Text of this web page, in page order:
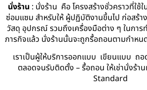
นั่งร้าน : นั่งร้าน คือ โครงสร้างชั่วคราวที่ใช้
ซ่อมแซม สำหรับให้ ผู้ปฏิบัติงานขึ้นไป ก่อสร้า
วัสดุ อุปกรณ์ รวมถึงเครื่องมือต่าง ๆ ในการ
ภารกิจแล้ว นั่งร้านนั้นจะถูกรื้อถอนตามกำหน
เราเป็นผู้ให้บริการออกแบบ เขียนแบบ ถ
ตลอดจนรับติดตั้ง – รื้อถอน ให้เช่านั่งร้า
Standard